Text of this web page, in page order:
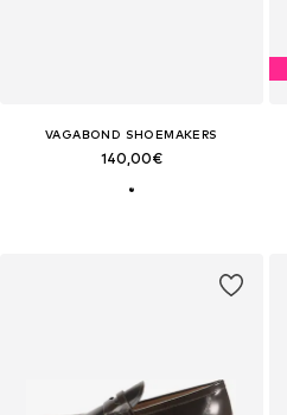
VAGABOND SHOEMAKERS
140,00€